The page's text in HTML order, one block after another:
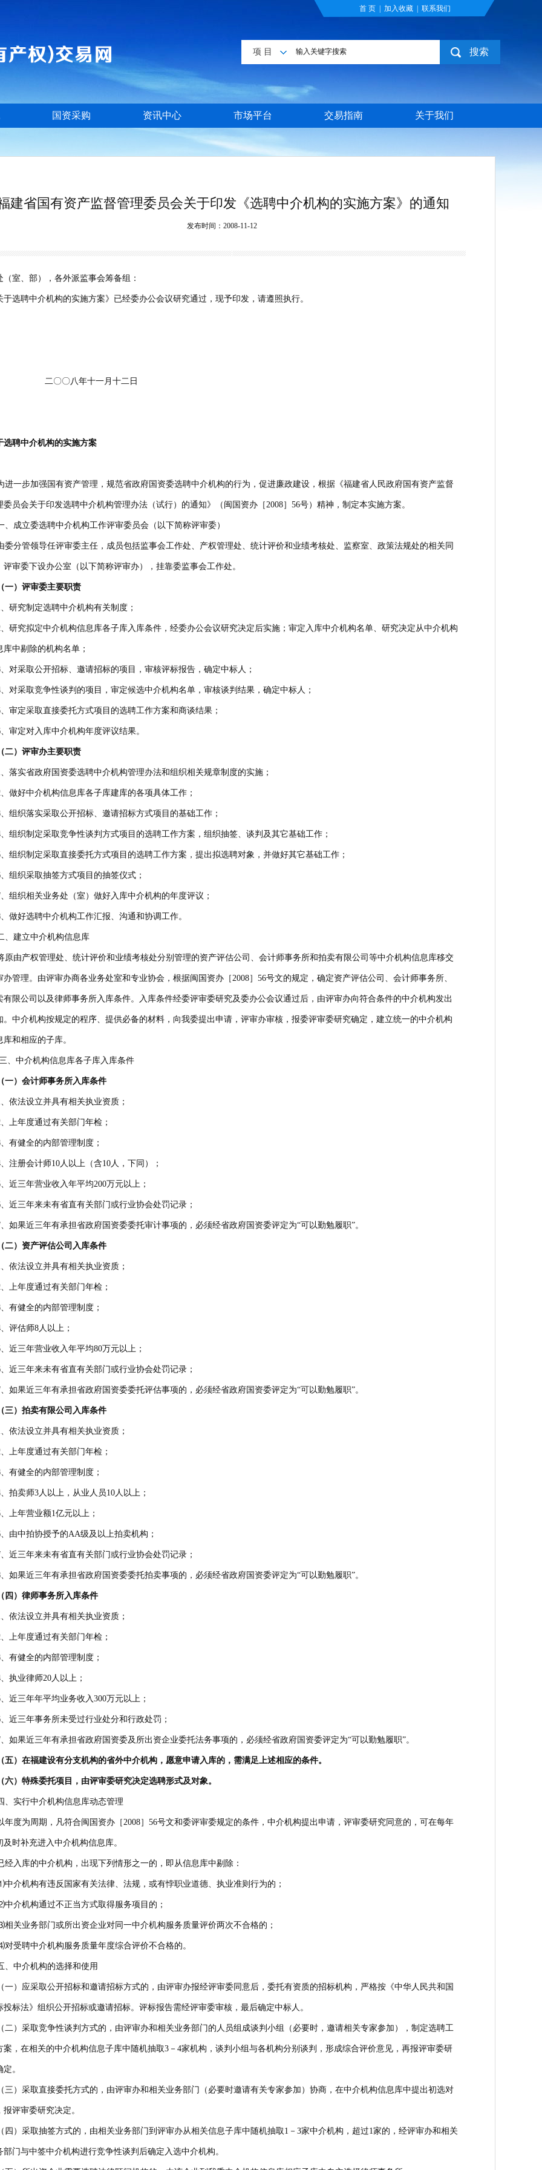
首 页 加入收藏 联系我们
项 目 搜索
国资采购 资讯中心 市场平台 交易指南 关于我们
建省国有资产监督管理委员会关于印发《选聘中介机构的实施方案》的通知
发布时间： 2008-11-12
（室、部），各外派监事会筹备组：
于选聘中介机构的实施方案》已经委办公会议研究通过，现予印发，请遵照执行。
〇〇八年十一月十二日
选聘中介机构的实施方案
一步加强国有资产管理，规范省政府国资委选聘中介机构的行为，促进廉政建设，根据《福建省人民政府国有资产监督
委员会关于印发选聘中介机构管理办法（试行）的通知》（闽国资办［2008］56号）精神，制定本实施方案。
成立委选聘中介机构工作评审委员会（以下简称评审委）
分管领导任评审委主任，成员包括监事会工作处、产权管理处、统计评价和业绩考核处、监察室、政策法规处的相关同
评审委下设办公室（以下简称评审办），挂靠委监事会工作处。
）评审委主要职责
研究制定选聘中介机构有关制度；
研究拟定中介机构信息库各子库入库条件，经委办公会议研究决定后实施；审定入库中介机构名单、研究决定从中介机构
库中剔除的机构名单；
对采取公开招标、邀请招标的项目，审核评标报告，确定中标人；
对采取竞争性谈判的项目，审定候选中介机构名单，审核谈判结果，确定中标人；
审定采取直接委托方式项目的选聘工作方案和商谈结果；
审定对入库中介机构年度评议结果。
）评审办主要职责
落实省政府国资委选聘中介机构管理办法和组织相关规章制度的实施；
做好中介机构信息库各子库建库的各项具体工作；
组织落实采取公开招标、邀请招标方式项目的基础工作；
组织制定采取竞争性谈判方式项目的选聘工作方案，组织抽签、谈判及其它基础工作；
组织制定采取直接委托方式项目的选聘工作方案，提出拟选聘对象，并做好其它基础工作；
组织采取抽签方式项目的抽签仪式；
组织相关业务处（室）做好入库中介机构的年度评议；
做好选聘中介机构工作汇报、沟通和协调工作。
建立中介机构信息库
由产权管理处、统计评价和业绩考核处分别管理的资产评估公司、会计师事务所和拍卖有限公司等中介机构信息库移交
办管理。由评审办商各业务处室和专业协会，根据闽国资办［2008］56号文的规定，确定资产评估公司、会计师事务所、
有限公司以及律师事务所入库条件。入库条件经委评审委研究及委办公会议通过后，由评审办向符合条件的中介机构发出
。中介机构按规定的程序、提供必备的材料，向我委提出申请，评审办审核，报委评审委研究确定，建立统一的中介机构
库和相应的子库。
中介机构信息库各子库入库条件
）会计师事务所入库条件
依法设立并具有相关执业资质；
上年度通过有关部门年检；
有健全的内部管理制度；
注册会计师10人以上（含10人，下同）；
近三年营业收入年平均200万元以上；
近三年来未有省直有关部门或行业协会处罚记录；
如果近三年有承担省政府国资委委托审计事项的，必须经省政府国资委评定为“可以勤勉履职”。
）资产评估公司入库条件
依法设立并具有相关执业资质；
上年度通过有关部门年检；
有健全的内部管理制度；
评估师8人以上；
近三年营业收入年平均80万元以上；
近三年来未有省直有关部门或行业协会处罚记录；
如果近三年有承担省政府国资委委托评估事项的，必须经省政府国资委评定为“可以勤勉履职”。
）拍卖有限公司入库条件
依法设立并具有相关执业资质；
上年度通过有关部门年检；
有健全的内部管理制度；
拍卖师3人以上，从业人员10人以上；
上年营业额1亿元以上；
由中拍协授予的AA级及以上拍卖机构；
近三年来未有省直有关部门或行业协会处罚记录；
如果近三年有承担省政府国资委委托拍卖事项的，必须经省政府国资委评定为“可以勤勉履职”。
）律师事务所入库条件
依法设立并具有相关执业资质；
上年度通过有关部门年检；
有健全的内部管理制度；
执业律师20人以上；
近三年年平均业务收入300万元以上；
近三年事务所未受过行业处分和行政处罚；
如果近三年有承担省政府国资委及所出资企业委托法务事项的，必须经省政府国资委评定为“可以勤勉履职”。
）在福建设有分支机构的省外中介机构，愿意申请入库的，需满足上述相应的条件。
）特殊委托项目，由评审委研究决定选聘形式及对象。
实行中介机构信息库动态管理
度为周期，凡符合闽国资办［2008］56号文和委评审委规定的条件，中介机构提出申请，评审委研究同意的，可在每年
及时补充进入中介机构信息库。
入库的中介机构，出现下列情形之一的，即从信息库中剔除：
介机构有违反国家有关法律、法规，或有悖职业道德、执业准则行为的；
介机构通过不正当方式取得服务项目的；
关业务部门或所出资企业对同一中介机构服务质量评价两次不合格的；
受聘中介机构服务质量年度综合评价不合格的。
中介机构的选择和使用
）应采取公开招标和邀请招标方式的，由评审办报经评审委同意后，委托有资质的招标机构，严格按《中华人民共和国
投标法》组织公开招标或邀请招标。评标报告需经评审委审核，最后确定中标人。
）采取竞争性谈判方式的，由评审办和相关业务部门的人员组成谈判小组（必要时，邀请相关专家参加），制定选聘工
案，在相关的中介机构信息子库中随机抽取3－4家机构，谈判小组与各机构分别谈判，形成综合评价意见，再报评审委研
定。
）采取直接委托方式的，由评审办和相关业务部门（必要时邀请有关专家参加）协商，在中介机构信息库中提出初选对
报评审委研究决定。
）采取抽签方式的，由相关业务部门到评审办从相关信息子库中随机抽取1－3家中介机构，超过1家的，经评审办和相关
部门与中签中介机构进行竞争性谈判后确定入选中介机构。